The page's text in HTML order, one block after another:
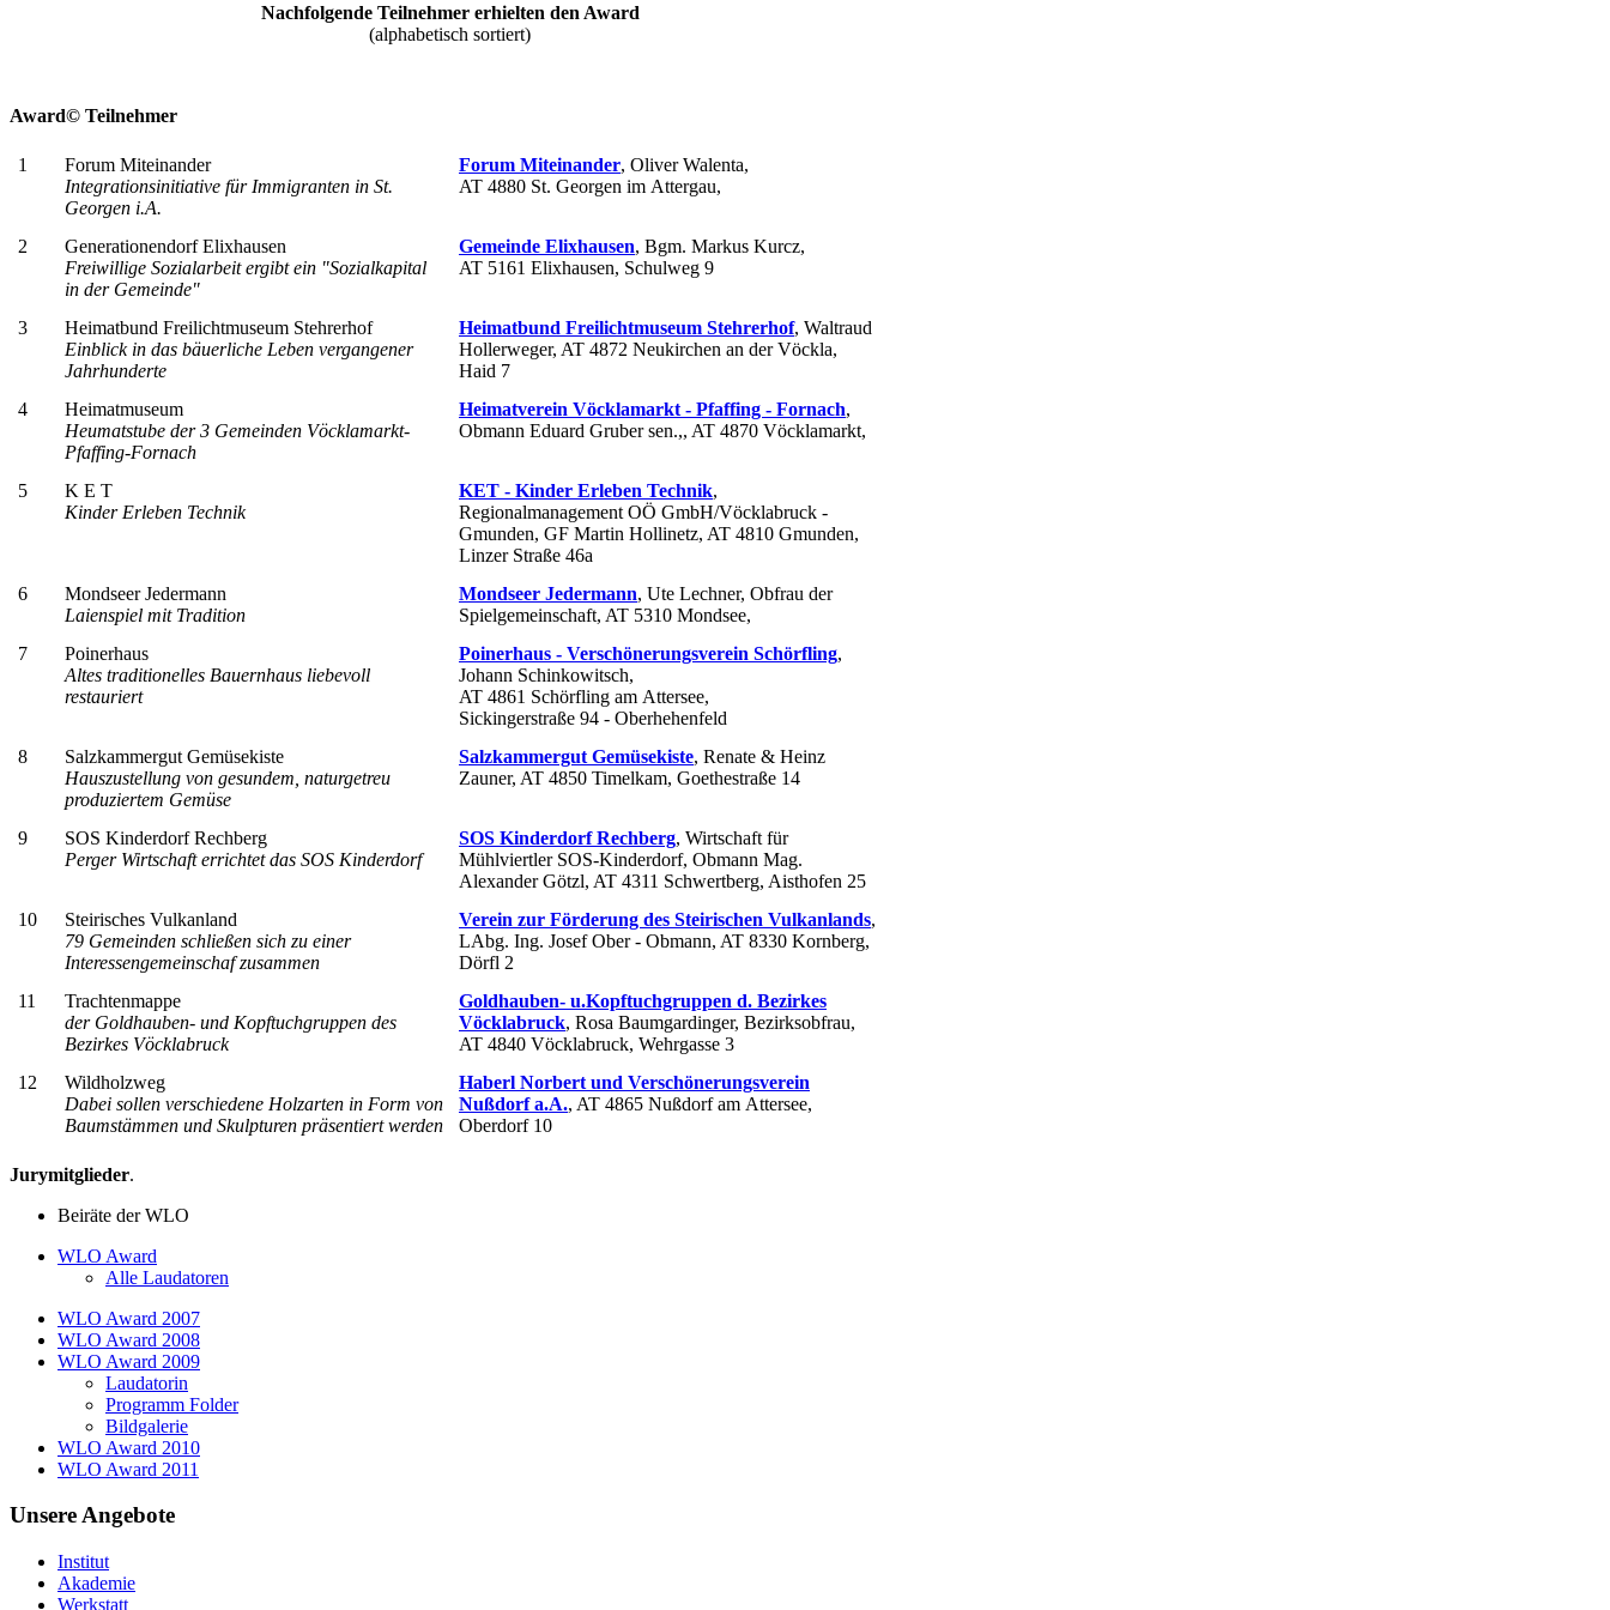
Nachfolgende Teilnehmer erhielten den Award
(alphabetisch sortiert)
Award© Teilnehmer
1
Forum Miteinander
Integrationsinitiative für Immigranten in St.
Georgen i.A.
Forum Miteinander, Oliver Walenta,
AT 4880 St. Georgen im Attergau,
2
Generationendorf Elixhausen
Freiwillige Sozialarbeit ergibt ein "Sozialkapital
in der Gemeinde"
Gemeinde Elixhausen, Bgm. Markus Kurcz,
AT 5161 Elixhausen, Schulweg 9
3
Heimatbund Freilichtmuseum Stehrerhof
Einblick in das bäuerliche Leben vergangener
Jahrhunderte
Heimatbund Freilichtmuseum Stehrerhof, Waltraud
Hollerweger, AT 4872 Neukirchen an der Vöckla,
Haid 7
4
Heimatmuseum
Heumatstube der 3 Gemeinden Vöcklamarkt-
Pfaffing-Fornach
Heimatverein Vöcklamarkt - Pfaffing - Fornach,
Obmann Eduard Gruber sen.,, AT 4870 Vöcklamarkt,
5
K E T
Kinder Erleben Technik
KET - Kinder Erleben Technik,
Regionalmanagement OÖ GmbH/Vöcklabruck -
Gmunden, GF Martin Hollinetz, AT 4810 Gmunden,
Linzer Straße 46a
6
Mondseer Jedermann
Laienspiel mit Tradition
Mondseer Jedermann, Ute Lechner, Obfrau der
Spielgemeinschaft, AT 5310 Mondsee,
7
Poinerhaus
Altes traditionelles Bauernhaus liebevoll
restauriert
Poinerhaus - Verschönerungsverein Schörfling,
Johann Schinkowitsch,
AT 4861 Schörfling am Attersee,
Sickingerstraße 94 - Oberhehenfeld
8
Salzkammergut Gemüsekiste
Hauszustellung von gesundem, naturgetreu
produziertem Gemüse
Salzkammergut Gemüsekiste, Renate & Heinz
Zauner, AT 4850 Timelkam, Goethestraße 14
9
SOS Kinderdorf Rechberg
Perger Wirtschaft errichtet das SOS Kinderdorf
SOS Kinderdorf Rechberg, Wirtschaft für
Mühlviertler SOS-Kinderdorf, Obmann Mag.
Alexander Götzl, AT 4311 Schwertberg, Aisthofen 25
10
Steirisches Vulkanland
79 Gemeinden schließen sich zu einer
Interessengemeinschaf zusammen
Verein zur Förderung des Steirischen Vulkanlands,
LAbg. Ing. Josef Ober - Obmann, AT 8330 Kornberg,
Dörfl 2
11
Trachtenmappe
der Goldhauben- und Kopftuchgruppen des
Bezirkes Vöcklabruck
Goldhauben- u.Kopftuchgruppen d. Bezirkes
Vöcklabruck, Rosa Baumgardinger, Bezirksobfrau,
AT 4840 Vöcklabruck, Wehrgasse 3
12
Wildholzweg
Dabei sollen verschiedene Holzarten in Form von
Baumstämmen und Skulpturen präsentiert werden
Haberl Norbert und Verschönerungsverein
Nußdorf a.A., AT 4865 Nußdorf am Attersee,
Oberdorf 10
Jurymitglieder.
Beiräte der WLO
WLO Award
Alle Laudatoren
WLO Award 2007
WLO Award 2008
WLO Award 2009
Laudatorin
Programm Folder
Bildgalerie
WLO Award 2010
WLO Award 2011
Unsere Angebote
Institut
Akademie
Werkstatt